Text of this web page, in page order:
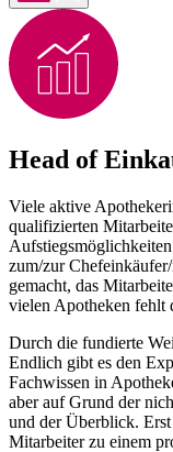
Head of
Viele aktive
qualifizierten
zum/zur
gemacht, das
vielen Apotheken fehlt
Durch die fundierte
Endlich gibt es den
Fachwissen in
aber auf Grund der
und der Überblick.
Mitarbeiter zu einem